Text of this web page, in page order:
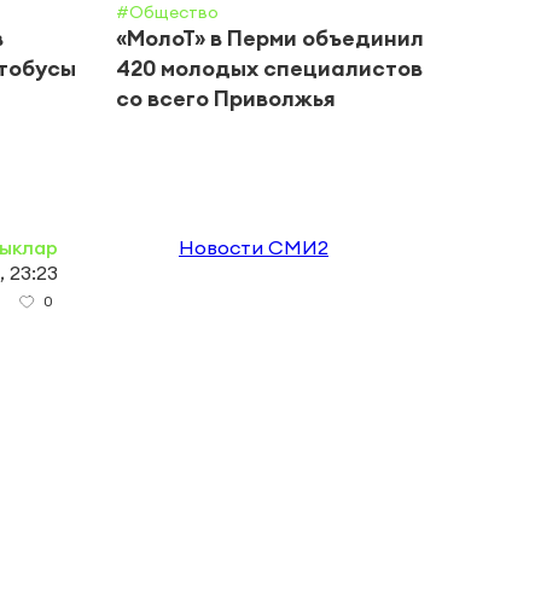
#Общество
«МолоТ» в Перми объединил
420 молодых специалистов
со всего Приволжья
23:23
0
Новости СМИ2